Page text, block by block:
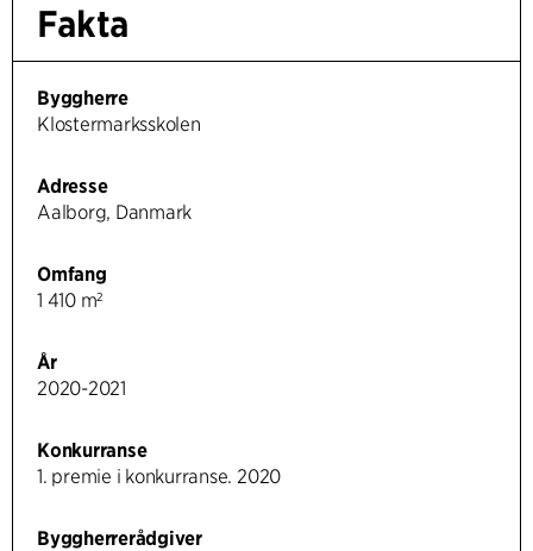
Fakta
Byggherre
Klostermarksskolen
Adresse
Aalborg, Danmark
Omfang
1 410 m²
År
2020-2021
Konkurranse
1. premie i konkurranse. 2020
Byggherrerådgiver